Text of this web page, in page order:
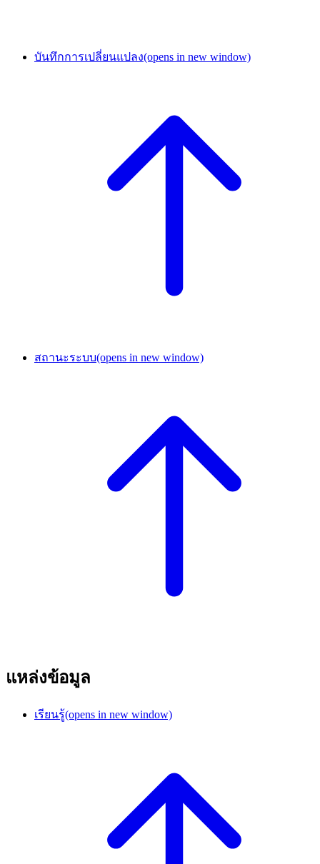
บันทึกการเปลี่ยนแปลง(opens in new window)
สถานะระบบ(opens in new window)
แหล่งข้อมูล
เรียนรู้(opens in new window)